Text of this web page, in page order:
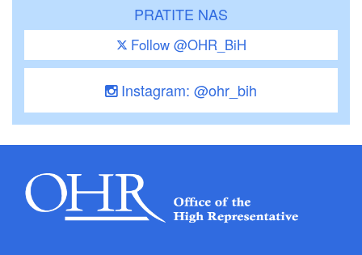
PRATITE NAS
Follow @OHR_BiH
Instagram: @ohr_bih